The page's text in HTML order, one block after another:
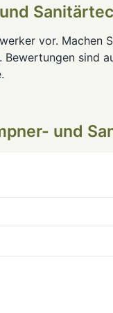
vor. Machen
. Bewertungen sind
und